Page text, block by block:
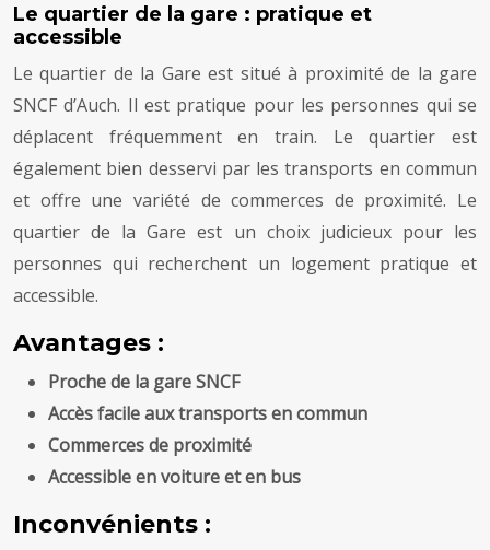
Le quartier de la gare : pratique et
accessible
Le quartier de la Gare est situé à proximité de la gare
SNCF d’Auch. Il est pratique pour les personnes qui se
déplacent fréquemment en train. Le quartier est
également bien desservi par les transports en commun
et offre une variété de commerces de proximité. Le
quartier de la Gare est un choix judicieux pour les
personnes qui recherchent un logement pratique et
accessible.
Avantages :
Proche de la gare SNCF
Accès facile aux transports en commun
Commerces de proximité
Accessible en voiture et en bus
Inconvénients :